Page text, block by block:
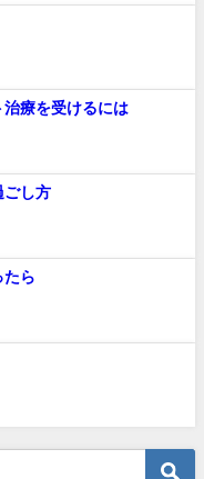
療を受けるには
ごし方
たら